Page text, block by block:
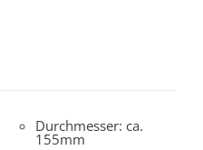
Durchmesser: ca.
155mm